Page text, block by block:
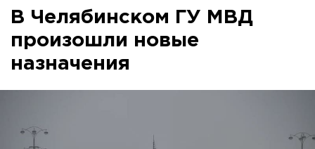
В Челябинском ГУ МВД
произошли новые
назначения